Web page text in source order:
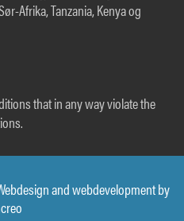
Afrika, Tanzania, Kenya og
that in any way violate the
and webdevelopment by